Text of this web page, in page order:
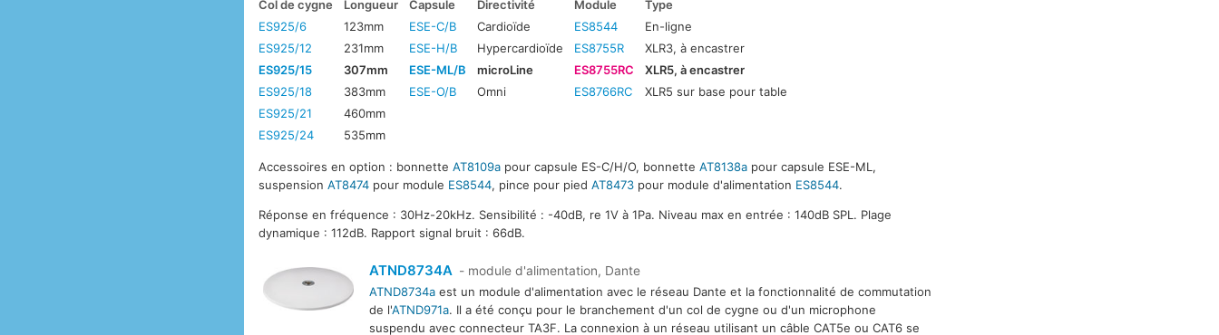
Col de cygne Longueur Capsule Directivité Module
Type
ES925/6
123mm ESE-C/B Cardioïde ES8544
En-ligne
ES925/12
231mm ESE-H/B Hypercardioïde ES8755R
XLR3, à encastrer
ES925/15
307mm ESE-ML/B microLine ES8755RC
XLR5, à encastrer
ES925/18
383mm ESE-O/B Omni ES8766RC
XLR5 sur base pour table
ES925/21
460mm
ES925/24
535mm
Accessoires en option : bonnetteAT8109a pour capsule ES-C/H/O, bonnetteAT8138a pour capsule ESE-ML,
suspensionAT8474 pour module ES8544, pince pour piedAT8473 pour module d'alimentation ES8544.
Réponse en fréquence : 30Hz-20kHz. Sensibilité : -40dB, re 1V à 1Pa. Niveau max en entrée : 140dB SPL. Plage
dynamique : 112dB. Rapport signal bruit : 66dB.
ATND8734A - module d'alimentation, Dante
ATND8734aest un module d'alimentation avec le réseau Dante et la fonctionnalité de commutation
de l'ATND971a. Il a été conçu pour le branchement d'un col de cygne ou d'un microphone
suspendu avec connecteur TA3F. La connexion à un réseau utilisant un câble CAT5e ou CAT6 se